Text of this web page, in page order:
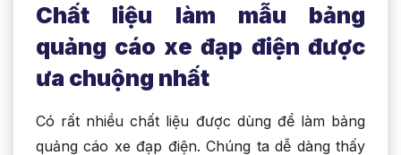
Chất liệu làm mẫu bảng
quảng cáo xe đạp điện được
ưa chuộng nhất
Có rất nhiều chất liệu được dùng để làm bảng
quảng cáo xe đạp điện. Chúng ta dễ dàng thấy